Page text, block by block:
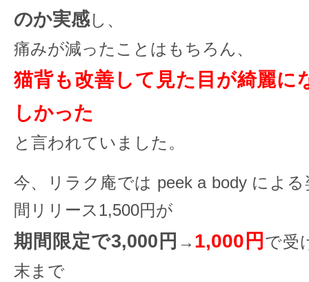
のか実感し、
痛みが減ったことはもちろん、
猫背も改善して見た目が綺麗に
しかった
と言われていました。
今、リラク庵では peek a body によ
間リリース1,500円が
期間限定で3,000円 → 1,000円 で受
末まで